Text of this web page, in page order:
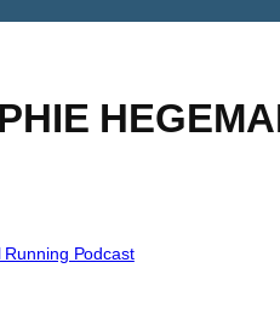
Podcast